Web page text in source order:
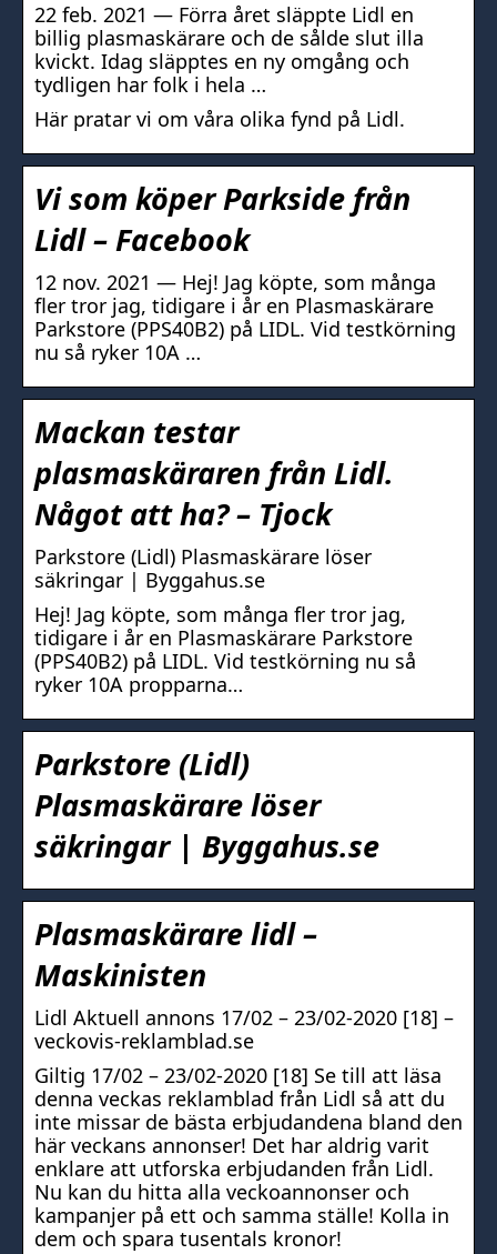
22 feb. 2021 — Förra året släppte Lidl en
billig plasmaskärare och de sålde slut illa
kvickt. Idag släpptes en ny omgång och
tydligen har folk i hela …
Här pratar vi om våra olika fynd på Lidl.
Vi som köper Parkside från
Lidl – Facebook
12 nov. 2021 — Hej! Jag köpte, som många
fler tror jag, tidigare i år en Plasmaskärare
Parkstore (PPS40B2) på LIDL. Vid testkörning
nu så ryker 10A …
Mackan testar
plasmaskäraren från Lidl.
Något att ha? – Tjock
Parkstore (Lidl) Plasmaskärare löser
säkringar | Byggahus.se
Hej! Jag köpte, som många fler tror jag,
tidigare i år en Plasmaskärare Parkstore
(PPS40B2) på LIDL. Vid testkörning nu så
ryker 10A propparna…
Parkstore (Lidl)
Plasmaskärare löser
säkringar | Byggahus.se
Plasmaskärare lidl –
Maskinisten
Lidl Aktuell annons 17/02 – 23/02-2020 [18] –
veckovis-reklamblad.se
Giltig 17/02 – 23/02-2020 [18] Se till att läsa
denna veckas reklamblad från Lidl så att du
inte missar de bästa erbjudandena bland den
här veckans annonser! Det har aldrig varit
enklare att utforska erbjudanden från Lidl.
Nu kan du hitta alla veckoannonser och
kampanjer på ett och samma ställe! Kolla in
dem och spara tusentals kronor!